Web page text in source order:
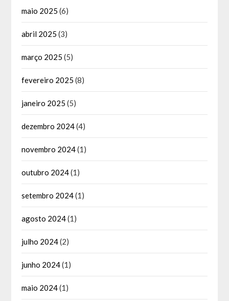
maio 2025 (6)
abril 2025 (3)
março 2025 (5)
fevereiro 2025 (8)
janeiro 2025 (5)
dezembro 2024(4)
novembro 2024(1)
outubro 2024(1)
setembro 2024(1)
agosto 2024(1)
julho 2024(2)
junho 2024(1)
maio 2024(1)